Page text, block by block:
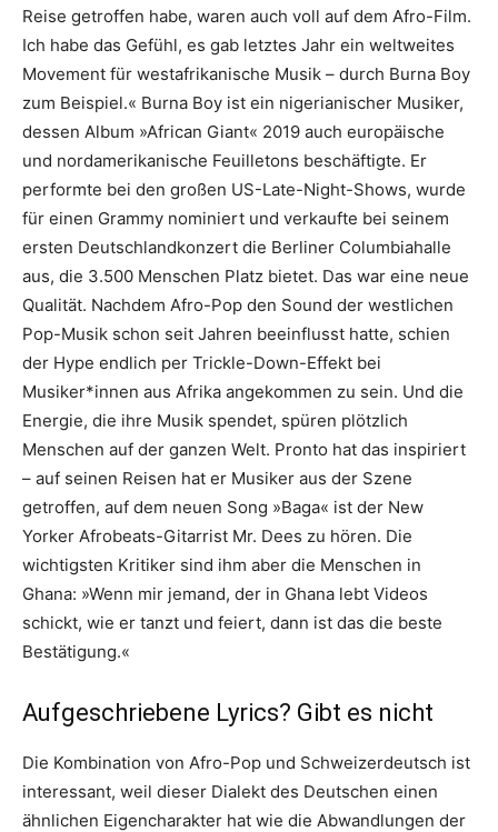
Reise getroffen habe, waren auch voll auf dem Afro-Film.
Ich habe das Gefühl, es gab letztes Jahr ein weltweites
Movement für westafrikanische Musik – durch Burna Boy
zum Beispiel.« Burna Boy ist ein nigerianischer Musiker,
dessen Album »African Giant« 2019 auch europäische
und nordamerikanische Feuilletons beschäftigte. Er
performte bei den großen US-Late-Night-Shows, wurde
für einen Grammy nominiert und verkaufte bei seinem
ersten Deutschlandkonzert die Berliner Columbiahalle
aus, die 3.500 Menschen Platz bietet. Das war eine neue
Qualität. Nachdem Afro-Pop den Sound der westlichen
Pop-Musik schon seit Jahren beeinflusst hatte, schien
der Hype endlich per Trickle-Down-Effekt bei
Musiker*innen aus Afrika angekommen zu sein. Und die
Energie, die ihre Musik spendet, spüren plötzlich
Menschen auf der ganzen Welt. Pronto hat das inspiriert
– auf seinen Reisen hat er Musiker aus der Szene
getroffen, auf dem neuen Song »Baga« ist der New
Yorker Afrobeats-Gitarrist Mr. Dees zu hören. Die
wichtigsten Kritiker sind ihm aber die Menschen in
Ghana: »Wenn mir jemand, der in Ghana lebt Videos
schickt, wie er tanzt und feiert, dann ist das die beste
Bestätigung.«
Aufgeschriebene Lyrics? Gibt es nicht
Die Kombination von Afro-Pop und Schweizerdeutsch ist
interessant, weil dieser Dialekt des Deutschen einen
ähnlichen Eigencharakter hat wie die Abwandlungen der